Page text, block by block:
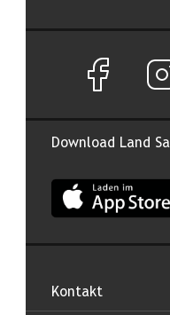
Download Land
App Land
Facebook
Kontakt